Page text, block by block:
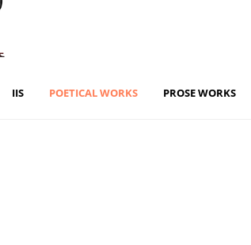
IIS POETICAL WORKS PROSE WORKS